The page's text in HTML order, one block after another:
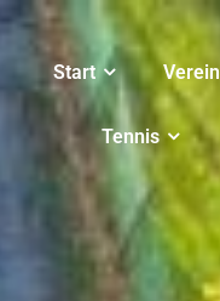
Start Verein
Tennis